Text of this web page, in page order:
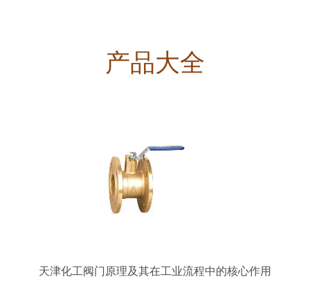
产品大全
天津化工阀门原理及其在工业流程中的核心作用